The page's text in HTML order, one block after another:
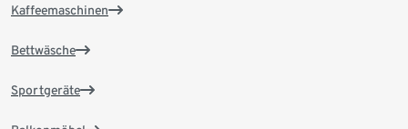
Kaffeemaschinen
Bettwäsche
Sportgeräte